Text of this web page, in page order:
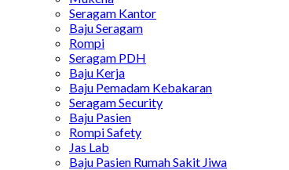
Seragam Kantor
Baju Seragam
Rompi
Seragam PDH
Baju Kerja
Baju Pemadam Kebakaran
Seragam Security
Baju Pasien
Rompi Safety
Jas Lab
Baju Pasien Rumah Sakit Jiwa